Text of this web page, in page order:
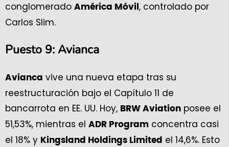
conglomerado América Móvil , controlado por
Carlos Slim.
Puesto 9: Avianca
Avianca vive una nueva etapa tras su
reestructuración bajo el Capítulo 11 de
bancarrota en EE. UU. Hoy, BRW Aviation posee el
51,53%, mientras el ADR Program concentra casi
el 18% y Kingsland Holdings Limited el 14,6%. Esto